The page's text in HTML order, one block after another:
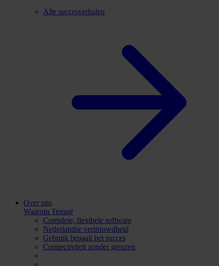
Alle succesverhalen
Over ons
Waarom Ternair
Complete, flexibele software
Nederlandse vertrouwdheid
Gebruik bepaalt het succes
Connectiviteit zonder grenzen